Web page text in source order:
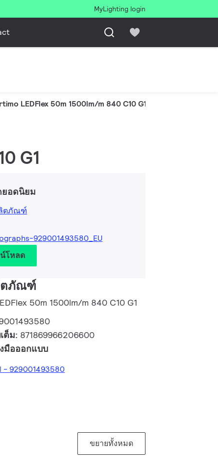
MyLighting login
LEDFlex 50m 1500lm/m 840 C10 G1
G1
ยอดนิยม
ตภัณฑ์
929001493580_EU
โหลด
ตภัณฑ์
50m 1500lm/m 840 C10 G1
ต็ม: 871869966206600
มือออกแบบ
- 929001493580
ขยายทั้งหมด